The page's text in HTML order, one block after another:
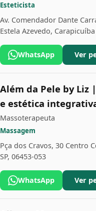
Esteticista
Av. Comendador Dante
Estela Azevedo, Carapicuíba
WhatsApp Ver
Além da Pele by Liz
e estética
Massoterapeuta
Massagem
Pça dos Cravos, 30 Centro
SP, 06453-053
WhatsApp Ver